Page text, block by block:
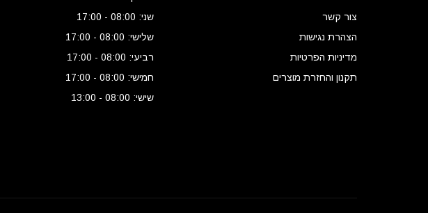
צור קשר
הצהרת נגישות
מדיניות הפרטיות
תקנון והחזרת מוצרים
שני: 08:00 - 17:00
שלישי: 08:00 - 17:00
רביעי: 08:00 - 17:00
חמישי: 08:00 - 17:00
שישי: 08:00 - 13:00